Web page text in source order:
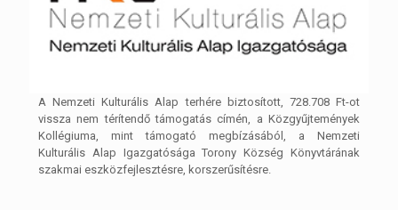
A Nemzeti Kulturális Alap terhére biztosított, 728.708 Ft-ot
vissza nem térítendő támogatás címén, a Közgyűjtemények
Kollégiuma, mint támogató megbízásából, a Nemzeti
Kulturális Alap Igazgatósága Torony Község Könyvtárának
szakmai eszközfejlesztésre, korszerűsítésre.